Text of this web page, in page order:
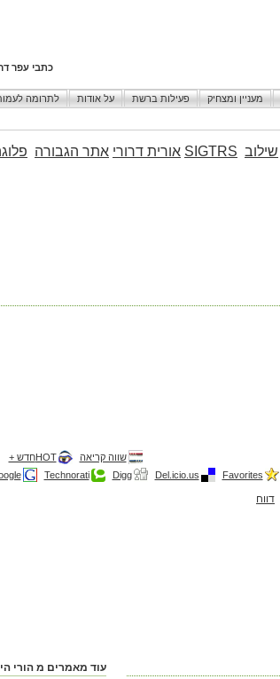
כתבי עפר
מעניין ומצחיק פעילות ברשת על אודות לתרומה
שילוב SIGTRS אורית דרורי אתר הגבורה
שווה קריאה
HOTחדש +
Favorites
Del.icio.us
Digg
Technorati
דווח
עוד מאמרים מ הורי